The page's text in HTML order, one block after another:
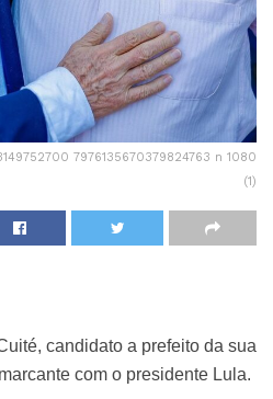
7976135670379824763 n 1080
(1)
candidato a prefeito da sua
com o presidente Lula.